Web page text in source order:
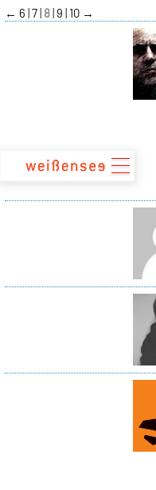
zum
Inhalt
← 6 7 8 9 10 →